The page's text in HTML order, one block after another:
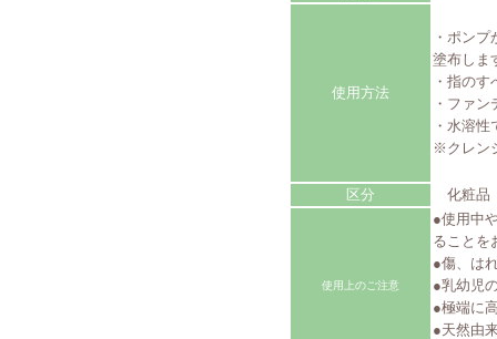
使用方法
・ポン
塗布しま
・指の
・ファ
・水溶
※クレン
区分 化粧品
使用上のご注意
●使用中
ることを
●傷、は
●乳幼児
●極端に
●天然由